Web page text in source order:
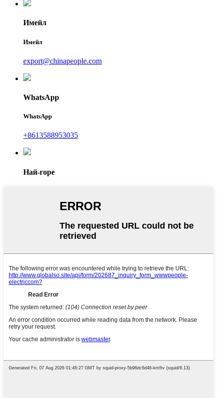
Имейл
Имейл
export@chinapeople.com
WhatsApp
WhatsApp
+8613588953035
Най-горе